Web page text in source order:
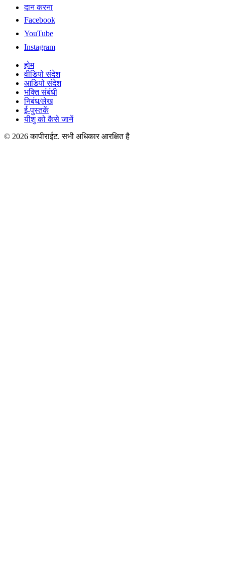
दान करना
Facebook
YouTube
Instagram
होम
वीडियो संदेश
आडियो संदेश
भक्ति संबंधी
निबंध/लेख
ई-पुस्तकें
यीशु को कैसे जानें
© 2026 कापीराईट. सभी अधिकार आरक्षित है